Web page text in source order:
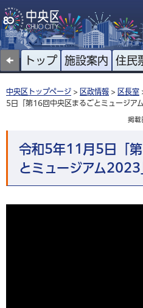
トップ 施設案内 住民
中央区トップページ > 区政情報 > 区長室
5日「第16回中央区まるごとミュージア
掲載
令和5年11月5日「
とミュージアム2023